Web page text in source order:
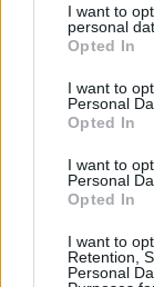
not limited to
grant or deny
use your data
consent section.
I want to
personal
Opted In
I want to
Personal
Opted In
I want to
Personal
Opted In
I want to
Retention,
Personal
EZEN A NAPON
Április 27-
„Akár szerepről,
egyforma
hasonló íz” –
díjas magyar
örökös tagja, aki